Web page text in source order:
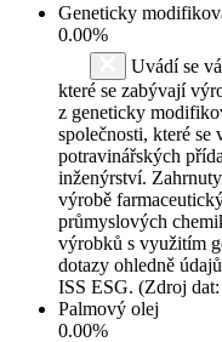
Geneticky
0.00%
Uvádí se
které se zabývají
z geneticky
společnosti, které
potravinářských
inženýrství.
výrobě
průmyslových
výrobků s využitím
dotazy ohledně
ISS ESG. (Zdroj
Palmový olej
0.00%